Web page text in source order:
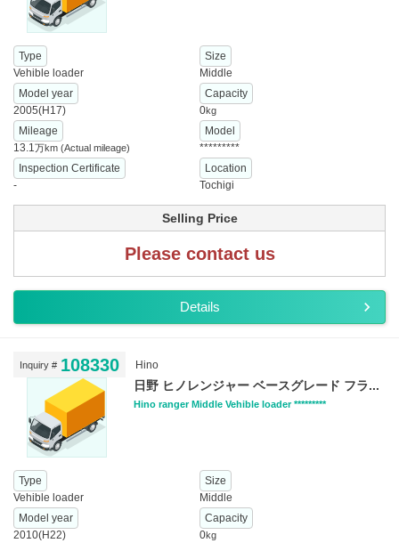
Type
Vehible loader
Size
Middle
Model year
2005(H17)
Capacity
0kg
Mileage
13.1万km (Actual mileage)
Model
*********
Inspection Certificate
-
Location
Tochigi
Selling Price
Please contact us
Details
Inquiry # 108330 Hino
日野 ヒノレンジャー ベースグレード フラ...
Hino ranger Middle Vehible loader *********
Type
Vehible loader
Size
Middle
Model year
2010(H22)
Capacity
0kg